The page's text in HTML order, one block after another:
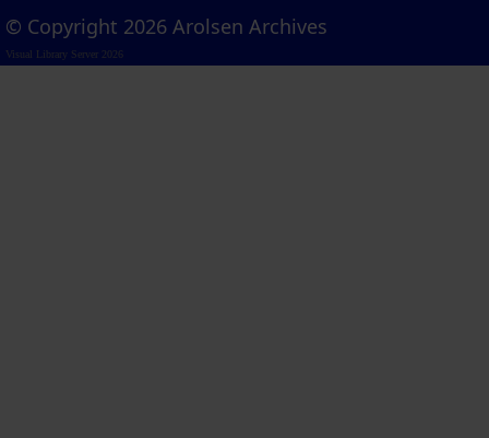
© Copyright 2026 Arolsen Archives
Visual Library Server 2026